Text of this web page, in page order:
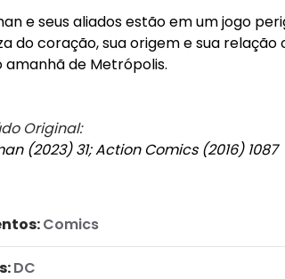
e seus aliados estão em um jogo
do coração, sua origem e sua
amanhã de Metrópolis.
Original:
(2023) 31; Action Comics (2016) 1087
Comics
DC